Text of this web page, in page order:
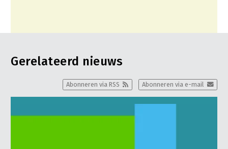
Gerelateerd nieuws
Abonneren via e-mail
Abonneren via RSS